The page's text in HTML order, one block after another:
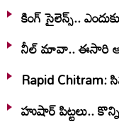
కింగ్ సైలెన్స్.. ఎందుకు
నీల్ మావా.. ఈసారి
Rapid
హుషార్‌ పిట్టలు.. కొన్ని